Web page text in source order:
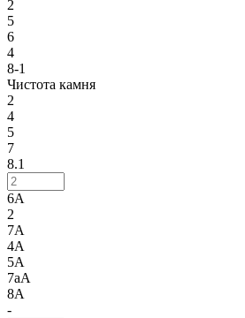
2
5
6
4
8-1
Чистота камня
2
4
5
7
8.1
6А
2
7А
4А
5А
7аА
8А
-